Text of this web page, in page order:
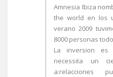
Amnesia Ibiza
the world en los
verano 2009
8000 personas
La inversion es
necessita un
a:relacciones